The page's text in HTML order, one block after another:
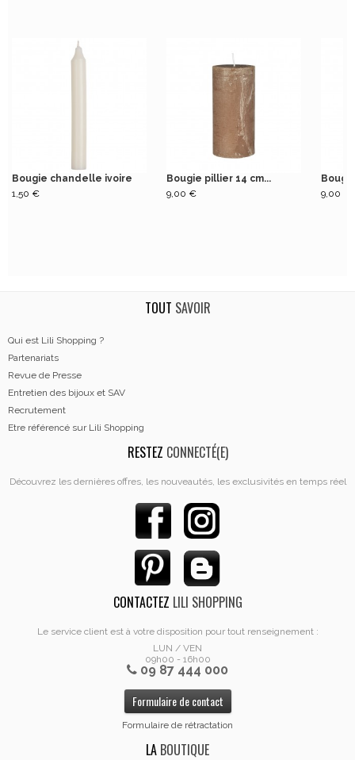
Bougie chandelle ivoire
1,50 €
Bougie pillier 14 cm...
9,00 €
9,00 €
TOUT SAVOIR
Qui est Lili Shopping ?
Partenariats
Revue de Presse
Entretien des bijoux et SAV
Recrutement
Etre référencé sur Lili Shopping
RESTEZ CONNECTÉ(E)
Découvrez les dernières offres, les nouveautés, les exclusivités en temps réel
CONTACTEZ LILI SHOPPING
Le service client est à votre disposition pour tout renseignement :
LUN / VEN
09h00 - 16h00
09 87 444 000
Formulaire de contact
Formulaire de rétractation
LA BOUTIQUE